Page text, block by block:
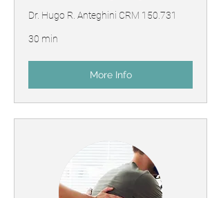
Dr. Hugo R. Anteghini CRM 150.731
30 min
More Info